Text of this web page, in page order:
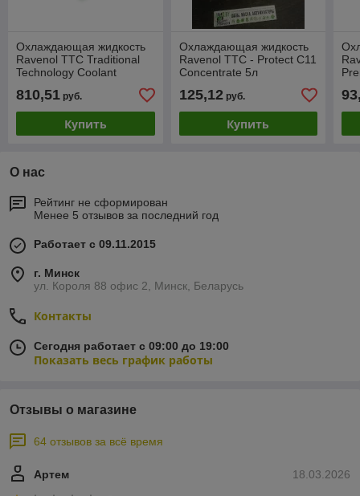
Охлаждающая жидкость
Ravenol TTC Traditional
Technology Coolant
810,51 руб.
Купить
Охлаждающая жидкость
Ravenol TTC - Protect C11
Concentrate 5л
125,12руб.
Купить
О нас
Рейтинг не сформирован
Менее 5 отзывов за последний год
Работает с 09.11.2015
г. Минск
ул. Короля 88 офис 2, Минск, Беларусь
Контакты
Сегодня работает с 09:00 до 19:00
Показать весь график работы
Отзывы о магазине
64 отзывов за всё время
18.03.2026
Артем